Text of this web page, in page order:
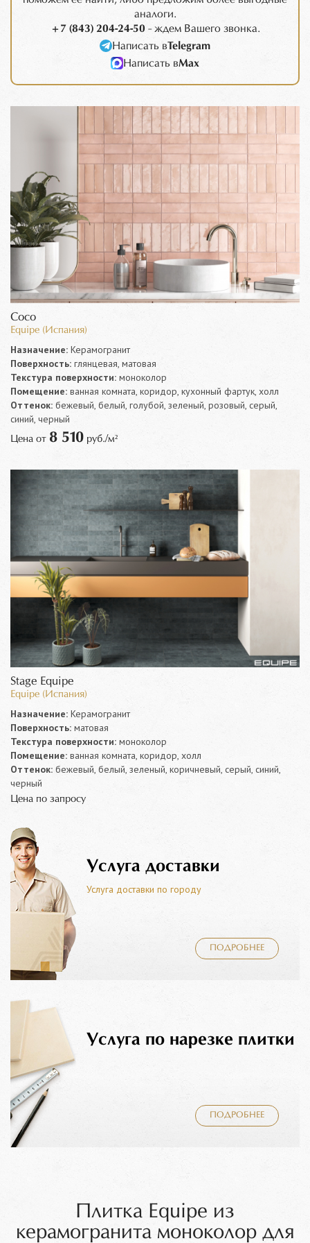
аналоги.
+7 (843) 204-24-50- ждем Вашего звонка.
Написать вTelegram
Написать вMax
Coco
Equipe (Испания)
Назначение: Керамогранит
Поверхность: глянцевая, матовая
Текстура поверхности: моноколор
Помещение: ванная комната, коридор, кухонный фартук, холл
Оттенок: бежевый, белый, голубой, зеленый, розовый, серый,
синий, черный
Цена от 8 510 руб./м²
Stage Equipe
Equipe (Испания)
Назначение: Керамогранит
Поверхность: матовая
Текстура поверхности: моноколор
Помещение: ванная комната, коридор, холл
Оттенок: бежевый, белый, зеленый, коричневый, серый, синий,
черный
Цена по запросу
Услуга доставки
Услуга доставки по городу
ПОДРОБНЕЕ
Услуга по нарезке плитки
ПОДРОБНЕЕ
Плитка Equipe из
керамогранита моноколор для